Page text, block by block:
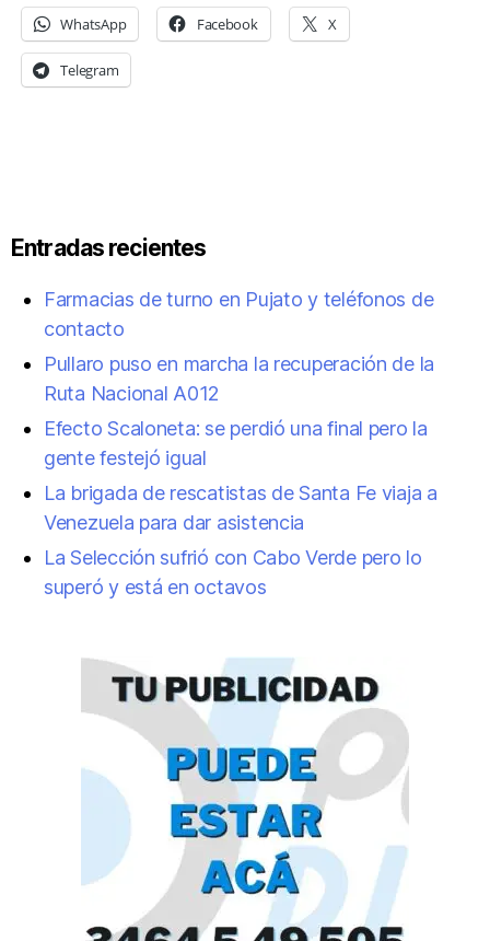
WhatsApp Facebook X
Telegram
Entradas recientes
Farmacias de turno en Pujato y teléfonos de
contacto
Pullaro puso en marcha la recuperación de la
Ruta Nacional A012
Efecto Scaloneta: se perdió una final pero la
gente festejó igual
La brigada de rescatistas de Santa Fe viaja a
Venezuela para dar asistencia
La Selección sufrió con Cabo Verde pero lo
superó y está en octavos